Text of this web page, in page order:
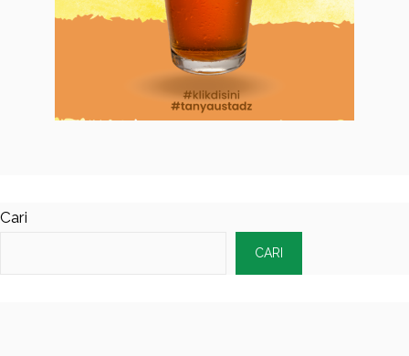
Cari
CARI